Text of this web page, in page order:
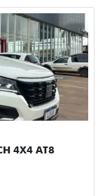
4X4 AT8